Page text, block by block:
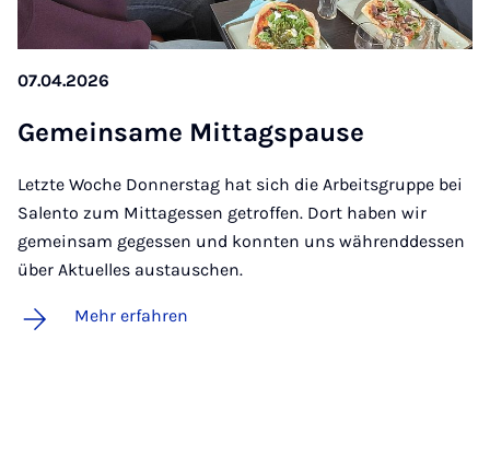
07.04.2026
Ge­mein­sa­me Mit­tags­pau­se
Letzte Woche Donnerstag hat sich die Arbeitsgruppe bei
Salento zum Mittagessen getroffen. Dort haben wir
gemeinsam gegessen und konnten uns währenddessen
über Aktuelles austauschen.
Mehr erfahren